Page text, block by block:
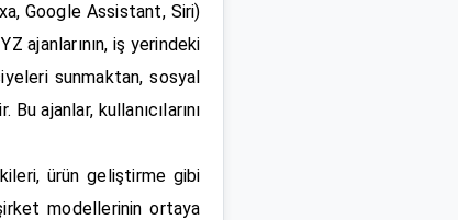
Google Assistant, Siri)
ajanlarının, iş yerindeki
sunmaktan, sosyal
ajanlar, kullanıcılarını
ürün geliştirme gibi
modellerinin ortaya